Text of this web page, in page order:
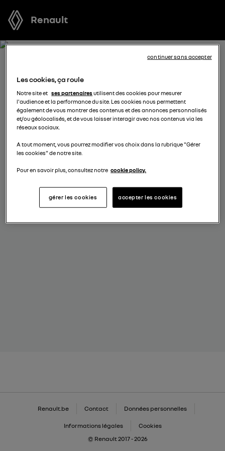
Renault
RECEVEZ GRATUITEMENT
VOTRE OFFRE POUR SCENIC
E-TECH ELECTRIC
proposer l’offre la plus avantageuse, des solutions de
conseiller dans votre projet d’achat.
complétez vos coordonnées
Renault.be Contact Données personnelles
Informations légales
Cookies
© Renault 2017 - 2026
Les cookies, ça roule
Notre site et ses partenairesutilisent des cookies pour mesurer
l'audience et la performance du site. Les cookies nous permettent
également de vous montrer des contenus et des annonces personnalisés
et/ou géolocalisés, et de vous laisser interagir avec nos contenus via les
réseaux sociaux.
A tout moment, vous pourrez modifier vos choix dans la rubrique "Gérer
les cookies" de notre site.
Pour en savoir plus, consultez notre cookie policy.
accepter les cookies
gérer les cookies
continuer sans accepter